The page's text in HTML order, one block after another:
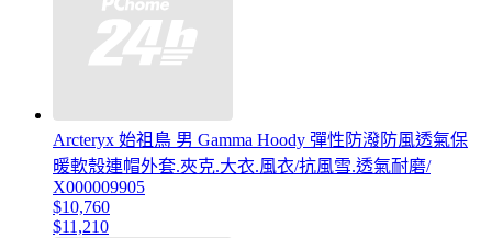
Arcteryx 始祖鳥 男 Gamma Hoody 彈性防潑防風透氣保
暖軟殼連帽外套.夾克.大衣.風衣/抗風雪.透氣耐磨/
X000009905
$10,760
$11,210